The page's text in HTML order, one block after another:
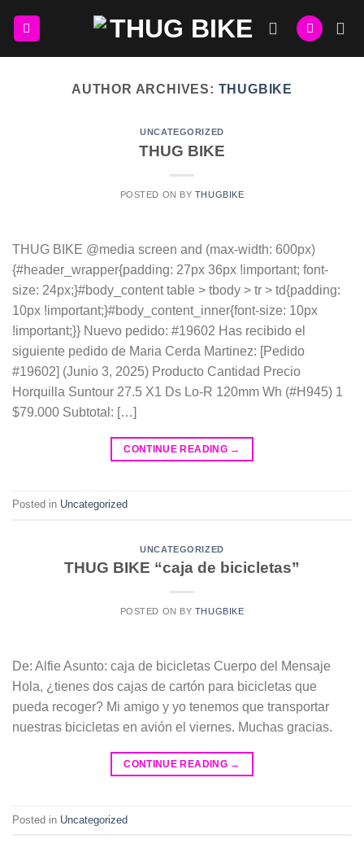
AUTHOR ARCHIVES: THUGBIKE
UNCATEGORIZED
THUG BIKE
POSTED ON BY THUGBIKE
THUG BIKE @media screen and (max-width: 600px)
{#header_wrapper{padding: 27px 36px !important; font-
size: 24px;}#body_content table > tbody > tr > td{padding:
10px !important;}#body_content_inner{font-size: 10px
!important;}} Nuevo pedido: #19602 Has recibido el
siguiente pedido de Maria Cerda Martinez: [Pedido
#19602] (Junio 3, 2025) Producto Cantidad Precio
Horquilla Suntour 27.5 X1 Ds Lo-R 120mm Wh (#H945) 1
$79.000 Subtotal: […]
CONTINUE READING →
Posted in Uncategorized
UNCATEGORIZED
THUG BIKE “caja de bicicletas”
POSTED ON BY THUGBIKE
De: Alfie Asunto: caja de bicicletas Cuerpo del Mensaje
Hola, ¿tienes dos cajas de cartón para bicicletas que
pueda recoger? Mi amigo y yo tenemos que transportar
nuestras bicicletas en avión el viernes. Muchas gracias.
CONTINUE READING →
Posted in Uncategorized